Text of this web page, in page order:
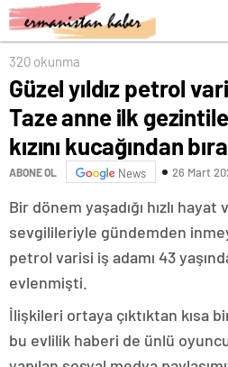
kucağından bırakmadı
320 okunma
Güzel yıldız petrol
Taze anne ilk
kızını kucağından
ABONE OL News 26 Mart
Bir dönem yaşadığı hızlı
sevgilileriyle gündemden
petrol varisi iş adamı 43
evlenmişti.
İlişkileri ortaya çıktıktan kısa
bu evlilik haberi de ünlü
halinin yerinde yeller esiyor